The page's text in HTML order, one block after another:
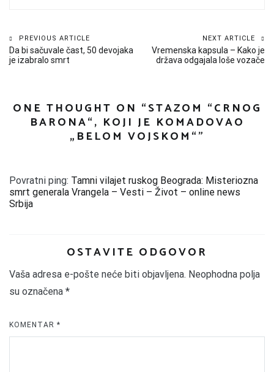
Kretanje
članka
PREVIOUS ARTICLE
Da bi sačuvale čast, 50 devojaka
je izabralo smrt
NEXT ARTICLE
Vremenska kapsula – Kako je
država odgajala loše vozače
ONE THOUGHT ON “STAZOM “CRNOG
BARONA“, KOJI JE KOMADOVAO
„BELOM VOJSKOM“”
Povratni ping: Tamni vilajet ruskog Beograda: Misteriozna
smrt generala Vrangela – Vesti – Život – online news
Srbija
OSTAVITE ODGOVOR
Vaša adresa e-pošte neće biti objavljena. Neophodna polja
su označena *
KOMENTAR *